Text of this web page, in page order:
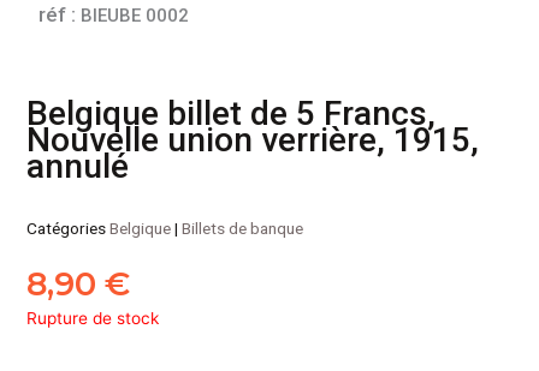
réf : BIEUBE 0002
Belgique billet de 5 Francs,
Nouvelle union verrière, 1915,
annulé
CatégoriesBelgique|Billets de banque
8,90€
Rupture de stock